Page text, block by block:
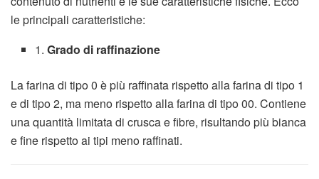
le principali caratteristiche:
1.Grado di raffinazione
La farina di tipo 0 è più raffinata rispetto alla farina di tipo 1
e di tipo 2, ma meno rispetto alla farina di tipo 00. Contiene
una quantità limitata di crusca e fibre, risultando più bianca
e fine rispetto ai tipi meno raffinati.